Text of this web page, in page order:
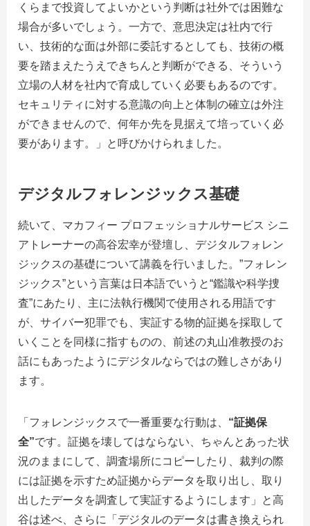
くらまで投資してよいかという判断は社外では困難な
場合が多いでしょう。一方で、意思決定は社内で行
い、技術的な面は外部に委託するとしても、技術の概
要を踏まえたうえできちんと判断ができる、そういう
立場の人材を社内で育成していく必要もあるのです。
セキュリティに対する意識の向上と体制の確立は外注
ができませんので、何年か先を見据えて培っていく必
要があります。」と呼びかけられました。
デジタルフォレンジックス基礎
続いて、マカフィー プロフェッショナルサービス シニ
アトレーナーの高谷宏幸が登壇し、デジタルフォレン
ジックスの基礎について講義を行いました。”フォレン
ジックス”という言葉は日本語でいうと“鑑識や科学捜
査”にあたり、主に法執行機関で使用される用語です
が、サイバー犯罪でも、実証する物的証拠を採取して
いくことを同様に指すものの、前述の丸山准教授のお
話にもあったようにデジタルならではの難しさがあり
ます。
「フォレンジックスで一番重要な行動は、 “証拠保
全”です。証拠を壊してはならない、ちゃんとあった状
況のままにして、調査場所にコピーしたり、裁判の際
には証拠を示すため証拠からデータを取り出し、取り
出したデータを調査して実証するようにします」と高
谷は述べ、さらに「デジタルのデータは書き換えられ